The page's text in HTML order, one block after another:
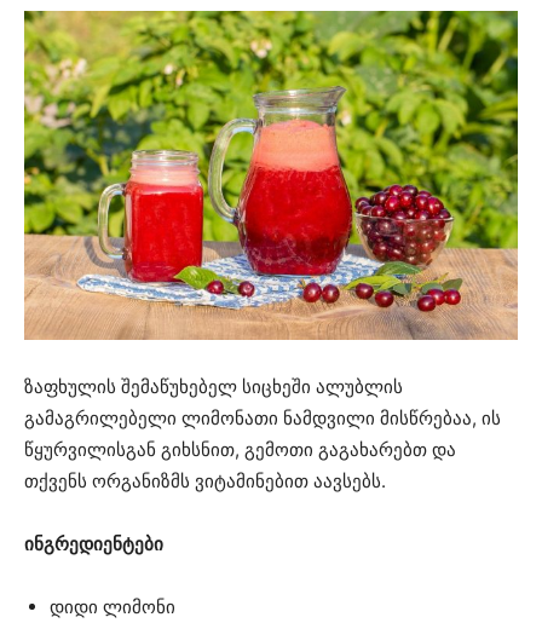
ზაფხულის შემაწუხებელ სიცხეში ალუბლის
გამაგრილებელი ლიმონათი ნამდვილი მისწრებაა, ის
წყურვილისგან გიხსნით, გემოთი გაგახარებთ და
თქვენს ორგანიზმს ვიტამინებით აავსებს.
ინგრედიენტები
დიდი ლიმონი